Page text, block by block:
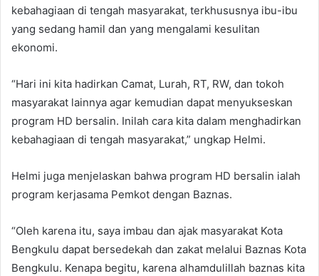
kebahagiaan di tengah masyarakat, terkhususnya ibu-ibu
yang sedang hamil dan yang mengalami kesulitan
ekonomi.
“Hari ini kita hadirkan Camat, Lurah, RT, RW, dan tokoh
masyarakat lainnya agar kemudian dapat menyukseskan
program HD bersalin. Inilah cara kita dalam menghadirkan
kebahagiaan di tengah masyarakat,” ungkap Helmi.
Helmi juga menjelaskan bahwa program HD bersalin ialah
program kerjasama Pemkot dengan Baznas.
“Oleh karena itu, saya imbau dan ajak masyarakat Kota
Bengkulu dapat bersedekah dan zakat melalui Baznas Kota
Bengkulu. Kenapa begitu, karena alhamdulillah baznas kita